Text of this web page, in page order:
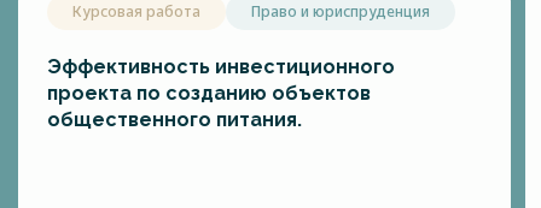
Курсовая работа Право и юриспруденция
Эффективность инвестиционного
проекта по созданию объектов
общественного питания.